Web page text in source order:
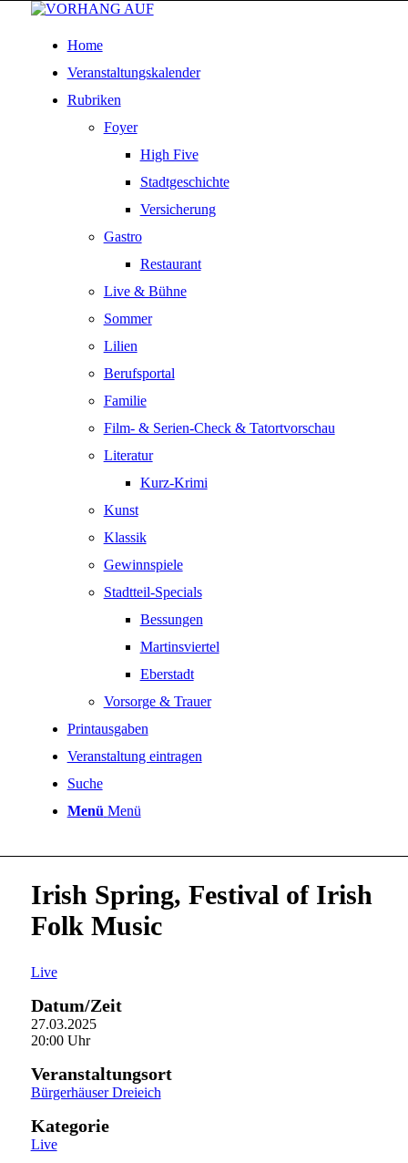
Home
Veranstaltungskalender
Rubriken
Foyer
High Five
Stadtgeschichte
Versicherung
Gastro
Restaurant
Live & Bühne
Sommer
Lilien
Berufsportal
Familie
Film- & Serien-Check & Tatortvorschau
Literatur
Kurz-Krimi
Kunst
Klassik
Gewinnspiele
Stadtteil-Specials
Bessungen
Martinsviertel
Eberstadt
Vorsorge & Trauer
Printausgaben
Veranstaltung eintragen
Suche
Menü Menü
Irish Spring, Festival of Irish
Folk Music
Live
Datum/Zeit
27.03.2025
20:00 Uhr
Veranstaltungsort
Bürgerhäuser Dreieich
Kategorie
Live